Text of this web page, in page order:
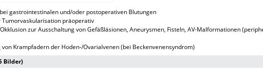
gastrointestinalen und/oder postoperativen Blutungen
Tumorvaskularisation präoperativ
zur Ausschaltung von Gefäßläsionen, Aneurysmen, Fisteln, AV-Malformationen
Krampfadern der Hoden-/Ovarialvenen (bei Beckenvenensyndrom)
Bilder)